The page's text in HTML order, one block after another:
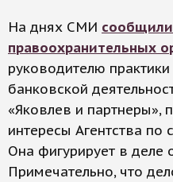
На днях СМИ
правоохранительных
руководителю
банковской
«Яковлев и партнеры»,
интересы Агентства
Она фигурирует в деле
Примечательно, что